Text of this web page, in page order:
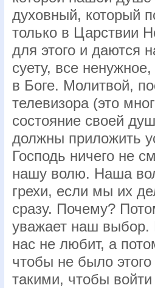
духовный, который
только в Царствии
для этого и даются
суету, все
в Боге. Молитвой,
телевизора (это
состояние своей
должны приложить
Господь ничего не
нашу волю. Наша
грехи, если мы их
сразу. Почему?
уважает наш выбор.
нас не любит, а
чтобы не было
такими, чтобы